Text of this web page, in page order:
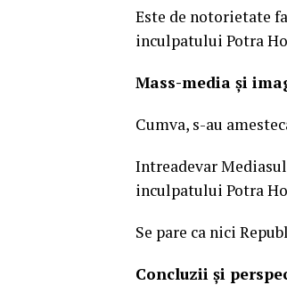
Este de notorietate
inculpatului Potra
Mass-media și
Cumva, s-au
Intreadevar
inculpatului Potra
Se pare ca nici
Concluzii și